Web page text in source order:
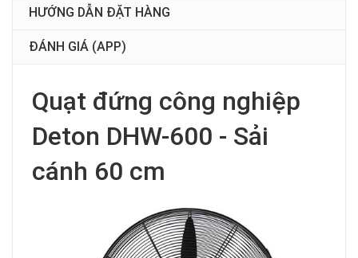
HƯỚNG DẪN ĐẶT HÀNG
ĐÁNH GIÁ (APP)
Quạt đứng công nghiệp
Deton DHW-600 - Sải
cánh 60 cm